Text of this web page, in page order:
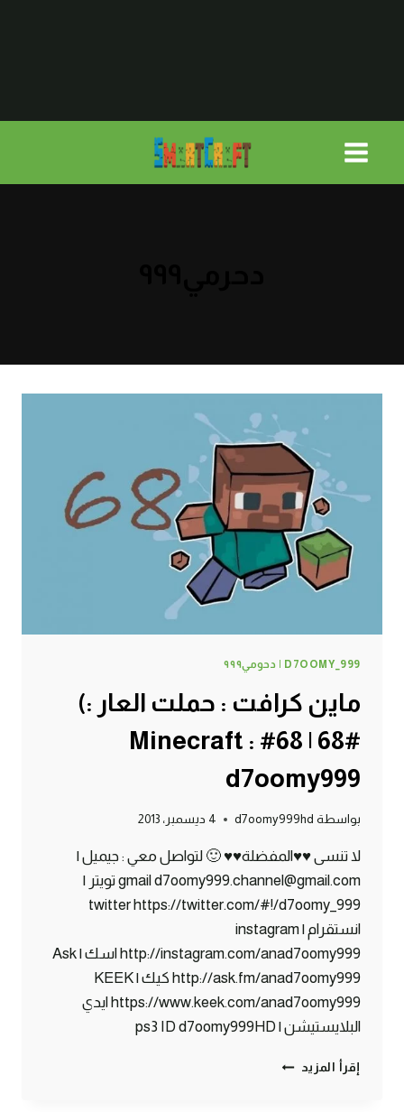
D7OOMY_999 | دحومي٩٩٩
ماين كرافت : حملت العار :)
#68 | 68# Minecraft :
d7oomy999
بواسطة d7oomy999hd 4 ديسمبر، 2013
لا تنسى ♥♥المفضلة♥♥ 🙂 لتواصل معي : جيميل |
gmail d7oomy999.channel@gmail.com تويتر |
twitter https://twitter.com/#!/d7oomy_999
انستقرام | instagram
http://instagram.com/anad7oomy999 اسك | Ask
http://ask.fm/anad7oomy999 كيك | KEEK
https://www.keek.com/anad7oomy999 ايدي
البلايستيشن | ps3 ID d7oomy999HD
إقرأ المزيد ماين